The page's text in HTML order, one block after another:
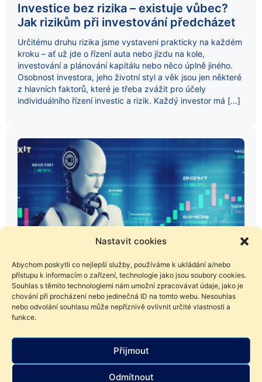
Nastavit cookies
Abychom poskytli co nejlepší služby, používáme k ukládání a/nebo
přístupu k informacím o zařízení, technologie jako jsou soubory cookies.
Souhlas s těmito technologiemi nám umožní zpracovávat údaje, jako je
chování při procházení nebo jedinečná ID na tomto webu. Nesouhlas
nebo odvolání souhlasu může nepříznivě ovlivnit určité vlastnosti a
funkce.
Přijmout
Odmítnout
Investice bez rizika – existuje vůbec?
Jak rizikům při investování předcházet
Určitému druhu rizika jsme vystaveni prakticky na každém
kroku – ať už jde o řízení auta nebo jízdu na kole,
investování a plánování kapitálu nebo něco úplně jiného.
Osobnost investora, jeho životní styl a věk jsou jen některé
z hlavních faktorů, které je třeba zvážit pro účely
individuálního řízení investic a rizik. Každý investor má […]
9. 6. 2023
Investování s umělou inteligencí? Lepší
než jsme čekali!
Umělá inteligence již dokázala složit advokátní zkoušky,